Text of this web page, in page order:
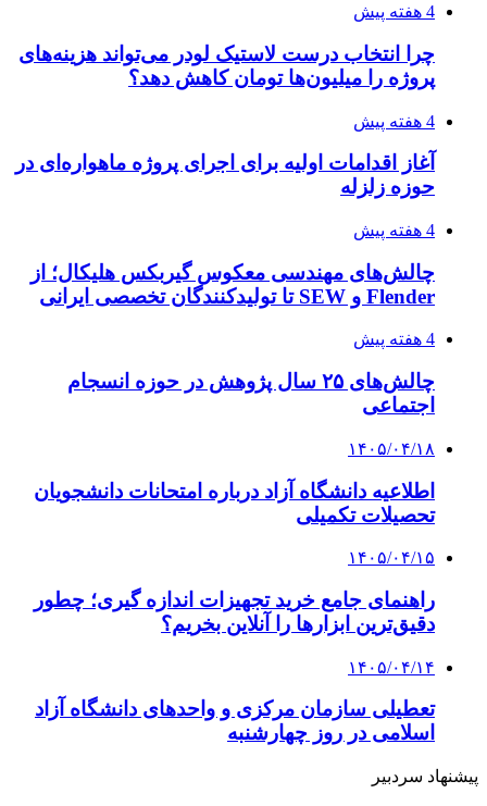
4 هفته پیش
چرا انتخاب درست لاستیک لودر می‌تواند هزینه‌های
پروژه را میلیون‌ها تومان کاهش دهد؟
4 هفته پیش
آغاز اقدامات اولیه برای اجرای پروژه ماهواره‌ای در
حوزه زلزله
4 هفته پیش
چالش‌های مهندسی معکوس گیربکس هلیکال؛ از
Flender و SEW تا تولیدکنندگان تخصصی ایرانی
4 هفته پیش
چالش‌های ۲۵ سال پژوهش در حوزه انسجام
اجتماعی
۱۴۰۵/۰۴/۱۸
اطلاعیه دانشگاه آزاد درباره امتحانات دانشجویان
تحصیلات تکمیلی
۱۴۰۵/۰۴/۱۵
راهنمای جامع خرید تجهیزات اندازه گیری؛ چطور
دقیق‌ترین ابزارها را آنلاین بخریم؟
۱۴۰۵/۰۴/۱۴
تعطیلی سازمان مرکزی و واحدهای دانشگاه آزاد
اسلامی در روز چهارشنبه
پیشنهاد سردبیر